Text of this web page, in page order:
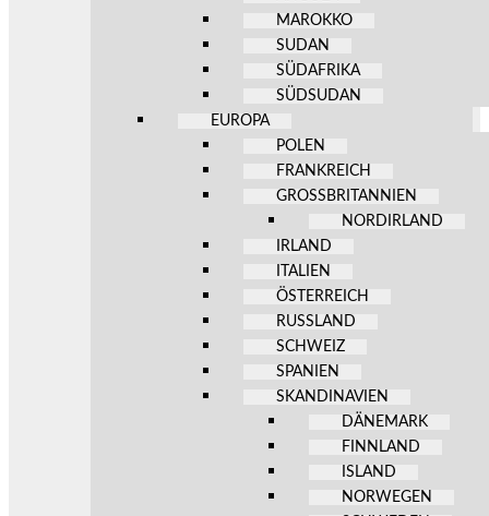
MAROKKO
SUDAN
SÜDAFRIKA
SÜDSUDAN
EUROPA
POLEN
FRANKREICH
GROSSBRITANNIEN
NORDIRLAND
IRLAND
ITALIEN
ÖSTERREICH
RUSSLAND
SCHWEIZ
SPANIEN
SKANDINAVIEN
DÄNEMARK
FINNLAND
ISLAND
NORWEGEN